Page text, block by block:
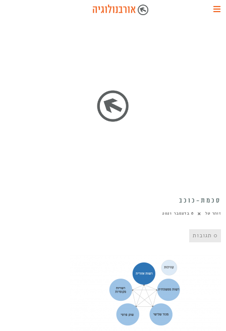
סכמת-כוכב
זוהר טל 6 בדצמבר 2021
0 תגובות